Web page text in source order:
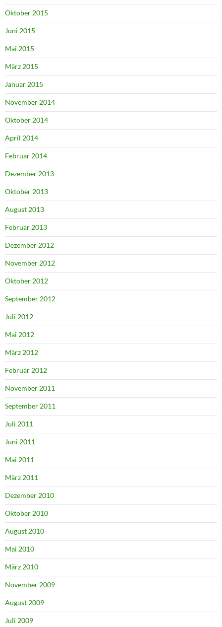
Oktober 2015
Juni 2015
Mai 2015
März 2015
Januar 2015
November 2014
Oktober 2014
April 2014
Februar 2014
Dezember 2013
Oktober 2013
August 2013
Februar 2013
Dezember 2012
November 2012
Oktober 2012
September 2012
Juli 2012
Mai 2012
März 2012
Februar 2012
November 2011
September 2011
Juli 2011
Juni 2011
Mai 2011
März 2011
Dezember 2010
Oktober 2010
August 2010
Mai 2010
März 2010
November 2009
August 2009
Juli 2009